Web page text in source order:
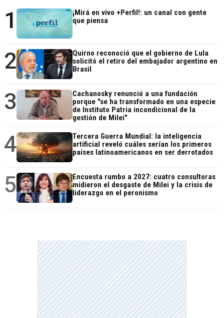
1
¡Mirá en vivo +Perfil!: un canal con gente
que piensa
2
Quirno reconoció que el gobierno de Lula
solicitó el retiro del embajador argentino en
Brasil
3
Cachanosky renunció a una fundación
porque "se ha transformado en una especie
de Instituto Patria incondicional de la
gestión de Milei"
4
Tercera Guerra Mundial: la inteligencia
artificial reveló cuáles serían los primeros
países latinoamericanos en ser derrotados
5
Encuesta rumbo a 2027: cuatro consultoras
midieron el desgaste de Milei y la crisis de
liderazgo en el peronismo